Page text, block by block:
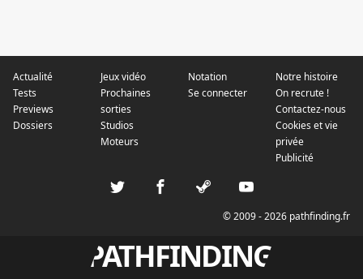
Actualité
Tests
Previews
Dossiers
Jeux vidéo
Prochaines
sorties
Studios
Moteurs
Notation
Se connecter
Notre histoire
On recrute !
Contactez-nous
Cookies et vie
privée
Publicité
© 2009 - 2026 pathfinding.fr
PATHFINDING